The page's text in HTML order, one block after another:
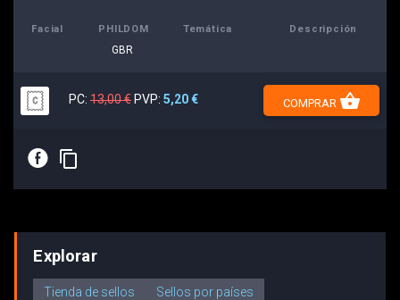
Facial PHILDOM Temática Descripción
GBR
PC: 13,00 € PVP: 5,20 € COMPRAR shopping_basket
E content_copy
Explorar
Tienda de sellos
Sellos por países